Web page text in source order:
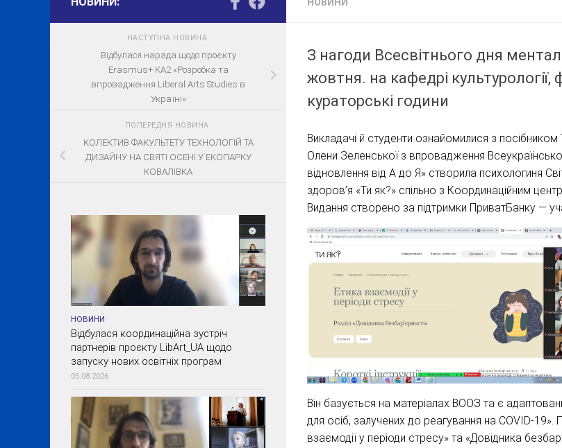
З нагоди Всесвітнього дня
жовтня. на кафедрі
кураторські години
Викладачі й студенти ознайомилися з
Олени Зеленської з впровадження
відновлення від А до Я» створила психологиня
здоров’я «Ти як?» спільно з Координаційним
Видання створено за підтримки ПриватБанку —
Він базується на матеріалах ВООЗ та є
для осіб, залучених до реагування на COVID-
взаємодії у періоди стресу» та «Довідника
НАСТУПНА НОВИНА
Відбулася нарада щодо проєкту
Erasmus+ KA2 «Розробка та
впровадження Liberal Arts Studies в
Україні»
ПОПЕРЕДНЯ НОВИНА
КОЛЕКТИВ ФАКУЛЬТЕТУ ТЕХНОЛОГІЙ ТА
ДИЗАЙНУ НА СВЯТІ ОСЕНІ У ЕКОПАРКУ
КОВАЛІВКА
НОВИНИ
Відбулася координаційна зустріч
партнерів проєкту LibArt_UA щодо
запуску нових освітніх програм
05.08.2026